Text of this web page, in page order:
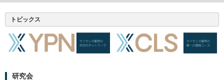
トピックス
研究会